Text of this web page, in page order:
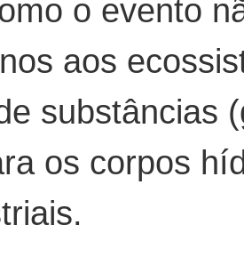
o evento
aos
substâncias
os corpos